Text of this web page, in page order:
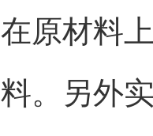
在原材料
料。另外